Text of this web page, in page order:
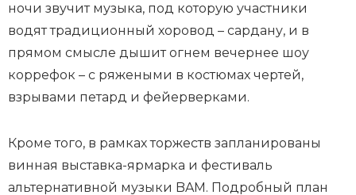
ночи звучит музыка, под которую участники
водят традиционный хоровод – сардану, и в
прямом смысле дышит огнем вечернее шоу
коррефок – с ряжеными в костюмах чертей,
взрывами петард и фейерверками.
Кроме того, в рамках торжеств запланированы
винная выставка-ярмарка и фестиваль
альтернативной музыки BAM. Подробный план